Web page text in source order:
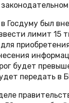
Госдуму был
лимит 15
будет
передать в